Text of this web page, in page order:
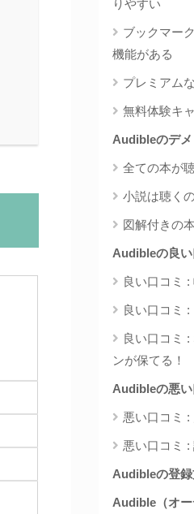
りやすい
ブックマー
機能がある
プレミアム
無料体験キ
Audibleのデメ
全ての本が
小説は聴く
図解付きの
Audibleの良い
良い口コミ :
良い口コミ :
良い口コミ
ンが保てる！
Audibleの悪い
悪い口コミ :
悪い口コミ :
Audibleの登
Audible（オ